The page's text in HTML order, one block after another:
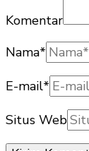
Komentar
Nama*
E-mail*
Situs Web